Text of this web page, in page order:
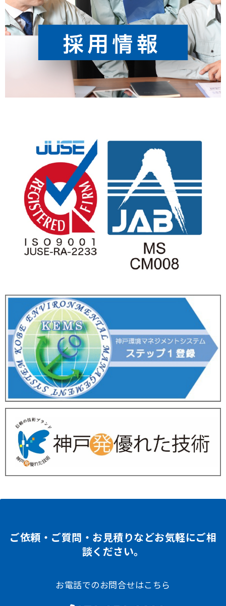
ご依頼・ご質問・お見積りなどお気軽にご相
談ください。
お電話でのお問合せはこちら